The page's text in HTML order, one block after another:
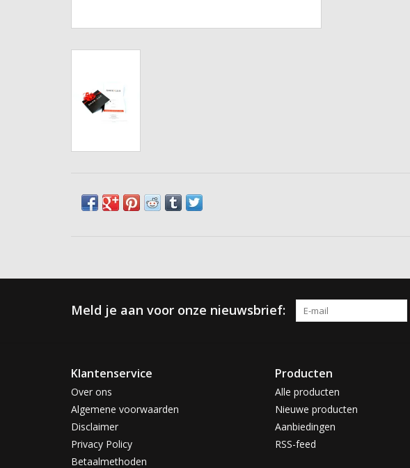
Meld je aan voor onze nieuwsbrief:
Klantenservice
Over ons
Algemene voorwaarden
Disclaimer
Privacy Policy
Betaalmethoden
Producten
Alle producten
Nieuwe producten
Aanbiedingen
RSS-feed